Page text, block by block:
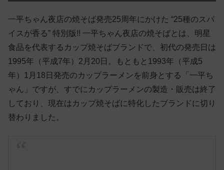
一平ちゃん夜店の焼そば発売25周年にかけた “25種のスパ
イスが香る” 特別版!! 一平ちゃん夜店の焼そばとは、明星
食品を代表するカップ焼そばブランドで、初代の発売日は
1995年（平成7年）2月20日。もともと1993年（平成5
年）1月18日発売のカップラーメンを前身とする「一平ち
ゃん」ですが、すでにカップラーメンの製造・販売は終了
しており、現在はカップ焼そばに特化したブランドに切り
替わりました。